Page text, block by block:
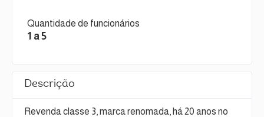
Quantidade de funcionários
1 a 5
Descrição
Revenda classe 3, marca renomada, há 20 anos no